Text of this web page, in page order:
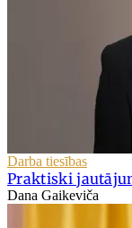
Darba tiesības
Praktiski
Dana Gaikeviča